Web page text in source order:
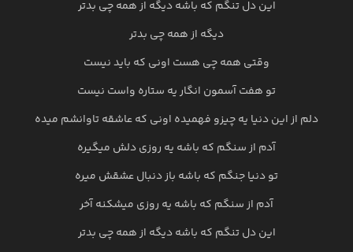
این دل تنگم که باشه دیگه از همه چی بدتر
دیگه از همه چی بدتر
وقتی همه چی هست اونی که باید نیست
تو هفت آسمون انگار یه ستاره واست نیست
دلم از این دنیا یه چیزو فهمیده اونی که عاشقه تاوانشم میده
آدم از سنگم که باشه یه روزی دلش میگیره
تو دنیا جنگم که باشه باز دنبال عشقش میره
آدم از سنگم که باشه یه روزی میشکنه آخر
این دل تنگم که باشه دیگه از همه چی بدتر